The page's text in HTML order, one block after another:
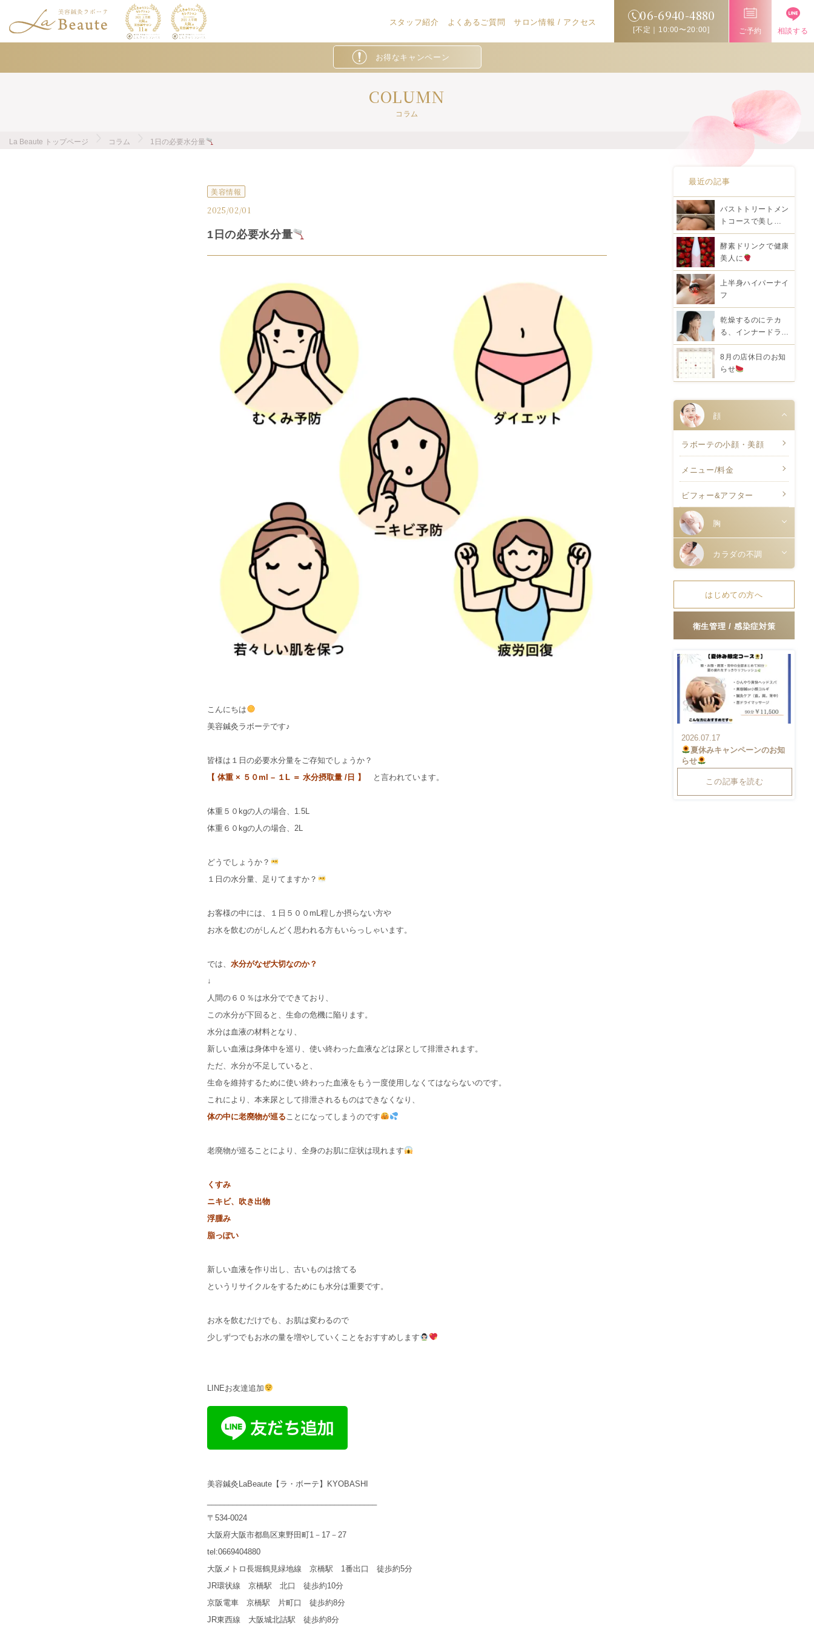
スタッフ紹介 よくあるご質問 サロン情報 / アクセス 06-6940-4880
[不定｜10:00〜20:00] ご予約 相談する
お得なキャンペーン
最近の記事
バストトリートメン
トコースで美し…
酵素ドリンクで健康
美人に
上半身ハイパーナイ
フ
乾燥するのにテカ
る、インナードラ…
8月の店休日のお知
らせ
顔
ラボーテの小顔・美顔
メニュー/料金
ビフォー&アフター
胸
カラダの不調
はじめての方へ
衛生管理 / 感染症対策
2026.07.17
夏休みキャンペーンのお知
らせ
この記事を読む
COLUMN
コラム
La Beaute トップページ コラム 1日の必要水分量
美容情報
2025/02/01
1日の必要水分量
こんにちは
美容鍼灸ラボーテです♪
皆様は１日の必要水分量をご存知でしょうか？
【 体重 × ５０ml – １L ＝ 水分摂取量 /日 】
と言われています。
体重５０kgの人の場合、1.5L
体重６０kgの人の場合、2L
どうでしょうか？
１日の水分量、足りてますか？
お客様の中には、１日５００mL程しか摂らない方や
お水を飲むのがしんどく思われる方もいらっしゃいます。
では、 水分がなぜ大切なのか？
↓
人間の６０％は水分でできており、
この水分が下回ると、生命の危機に陥ります。
水分は血液の材料となり、
新しい血液は身体中を巡り、使い終わった血液などは尿として排泄されます。
ただ、水分が不足していると、
生命を維持するために使い終わった血液をもう一度使用しなくてはならないのです。
これにより、本来尿として排泄されるものはできなくなり、
体の中に老廃物が巡ることになってしまうのです
老廃物が巡ることにより、全身のお肌に症状は現れます
くすみ
ニキビ、吹き出物
浮腫み
脂っぽい
新しい血液を作り出し、古いものは捨てる
というリサイクルをするためにも水分は重要です。
お水を飲むだけでも、お肌は変わるので
少しずつでもお水の量を増やしていくことをおすすめします
LINEお友達追加
美容鍼灸LaBeaute【ラ・ボーテ】KYOBASHI
〒534-0024
大阪府大阪市都島区東野田町1－17－27
tel:0669404880
大阪メトロ長堀鶴見緑地線 京橋駅 1番出口 徒歩約5分
JR環状線 京橋駅 北口 徒歩約10分
京阪電車 京橋駅 片町口 徒歩約8分
JR東西線 大阪城北詰駅 徒歩約8分